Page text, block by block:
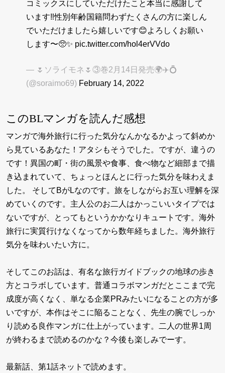
コミックスにしていただけたこと本当に感謝して
います‼︎性別年齢国籍問わずたくさんの方に楽しん
でいただけましたら嬉しいです😊よろしくお願い
します〜🥺✨ pic.twitter.com/hol4erVVdo
— 🌷ソライモネ🌷③巻2月14日発売🌍✈️💍
(@soraimo69) February 14, 2022
このBLマンガを読んだ感想
マンガで海外旅行に行った気分なんかなるかよって斜めか
ら見ているあなた！アタシもそうでした。ですが、違うの
です！異国の町・街の風景や食事、食べ物など細部まで描
き込まれていて、ちょっとほんとに行った気分を味わえま
した。 そしてBがLなのです。旅をしながらお互い理解を深
めていくのです。主人公のお二人はかっこいいタイプでは
ないですが、とってもというかかなりキュートです。海外
旅行に実質行けなくなってから数年経ちました。海外旅行
気分を味わいたい方に。
そしてこのお話は、有名な旅行ガイドブックの地球の歩き
方とコラボしています。普通コラボマンガだとここまで完
成度が高くなく、単なる企業PRみたいになることの方が多
いですが、本作はそこに陥ることなく、先生の腕でしっか
り読める良作マンガに仕上がっています。二人の世界1周
が終わるまで読めるのかな？今後も楽しみでーす。
最新話、第1話ネットで読めます。